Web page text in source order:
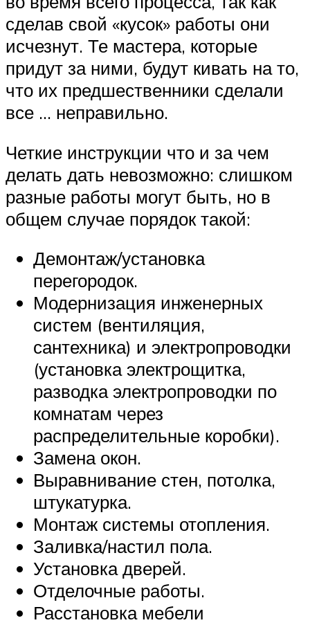
сделав свой «кусок» работы они
исчезнут. Те мастера, которые
придут за ними, будут кивать на то,
что их предшественники сделали
все … неправильно.
Четкие инструкции что и за чем
делать дать невозможно: слишком
разные работы могут быть, но в
общем случае порядок такой:
Демонтаж/установка
перегородок.
Модернизация инженерных
систем (вентиляция,
сантехника) и электропроводки
(установка электрощитка,
разводка электропроводки по
комнатам через
распределительные коробки).
Замена окон.
Выравнивание стен, потолка,
штукатурка.
Монтаж системы отопления.
Заливка/настил пола.
Установка дверей.
Отделочные работы.
Расстановка мебели